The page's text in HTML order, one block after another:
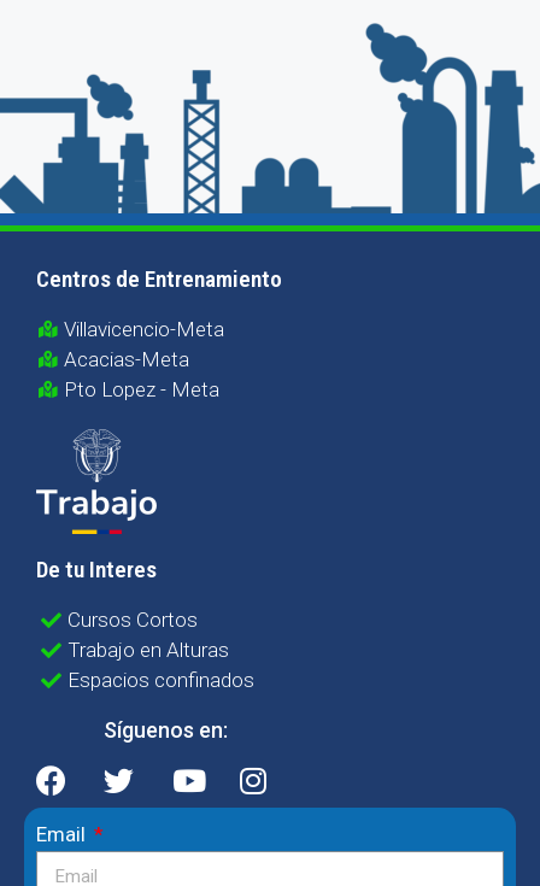
Centros de Entrenamiento
Villavicencio-Meta
Acacias-Meta
Pto Lopez - Meta
De tu Interes
Cursos Cortos
Trabajo en Alturas
Espacios confinados
Síguenos en:
Email